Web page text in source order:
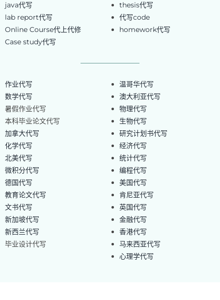
java代写
lab report代写
Online Course代上代修
Case study代写
thesis代写
代写code
homework代写
作业代写
数学代写
暑假作业代写
本科毕业论文代写
加拿大代写
化学代写
北美代写
微积分代写
德国代写
教育论文代写
文书代写
新加坡代写
新西兰代写
毕业设计代写
温哥华代写
澳大利亚代写
物理代写
生物代写
研究计划书代写
经济代写
统计代写
编程代写
美国代写
肯尼亚代写
英国代写
金融代写
香港代写
马来西亚代写
心理学代写